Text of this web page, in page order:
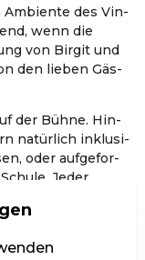
Ambi­en­te des Vin­
wenn die
von Bir­git und
den lie­ben Gäs­
der Büh­ne. Hin­
natür­lich inklu­si­
oder auf­ge­for­
Jeder